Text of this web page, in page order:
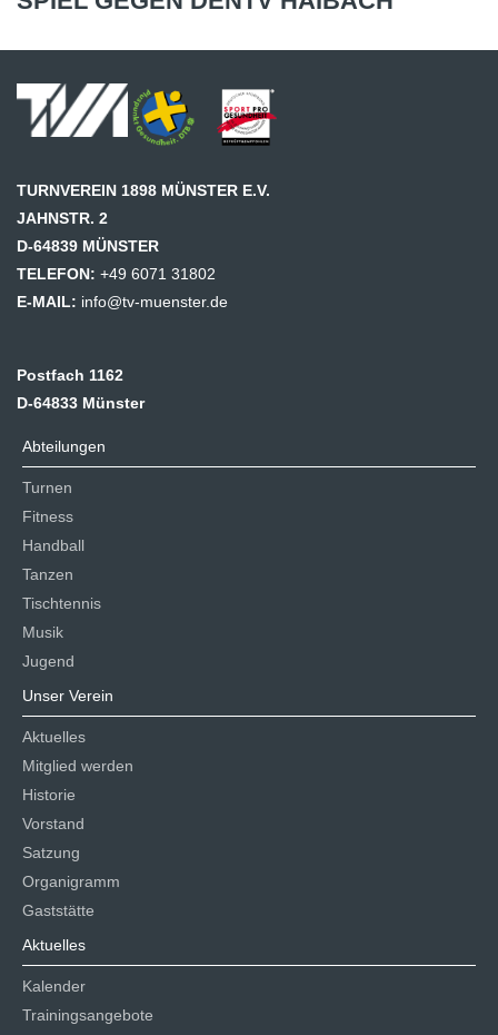
TURNVEREIN 1898 MÜNSTER E.V.
JAHNSTR. 2
D-64839 MÜNSTER
TELEFON: +49 6071 31802
E-MAIL: info@tv-muenster.de
Postfach 1162
D-64833 Münster
Abteilungen
Turnen
Fitness
Handball
Tanzen
Tischtennis
Musik
Jugend
Unser Verein
Aktuelles
Mitglied werden
Historie
Vorstand
Satzung
Organigramm
Gaststätte
Aktuelles
Kalender
Trainingsangebote